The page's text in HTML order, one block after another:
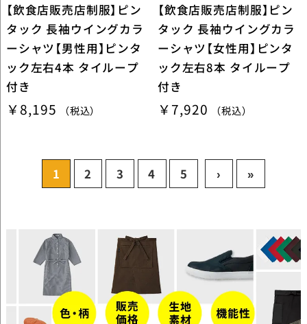
【飲食店販売店制服】ピン
タック 長袖ウイングカラ
ーシャツ【男性用】ピンタ
ック左右4本 タイループ
付き
￥8,195 （税込）
【飲食店販売店制服】ピン
タック 長袖ウイングカラ
ーシャツ【女性用】ピンタ
ック左右8本 タイループ
付き
￥7,920 （税込）
1 2 3 4 5 › »